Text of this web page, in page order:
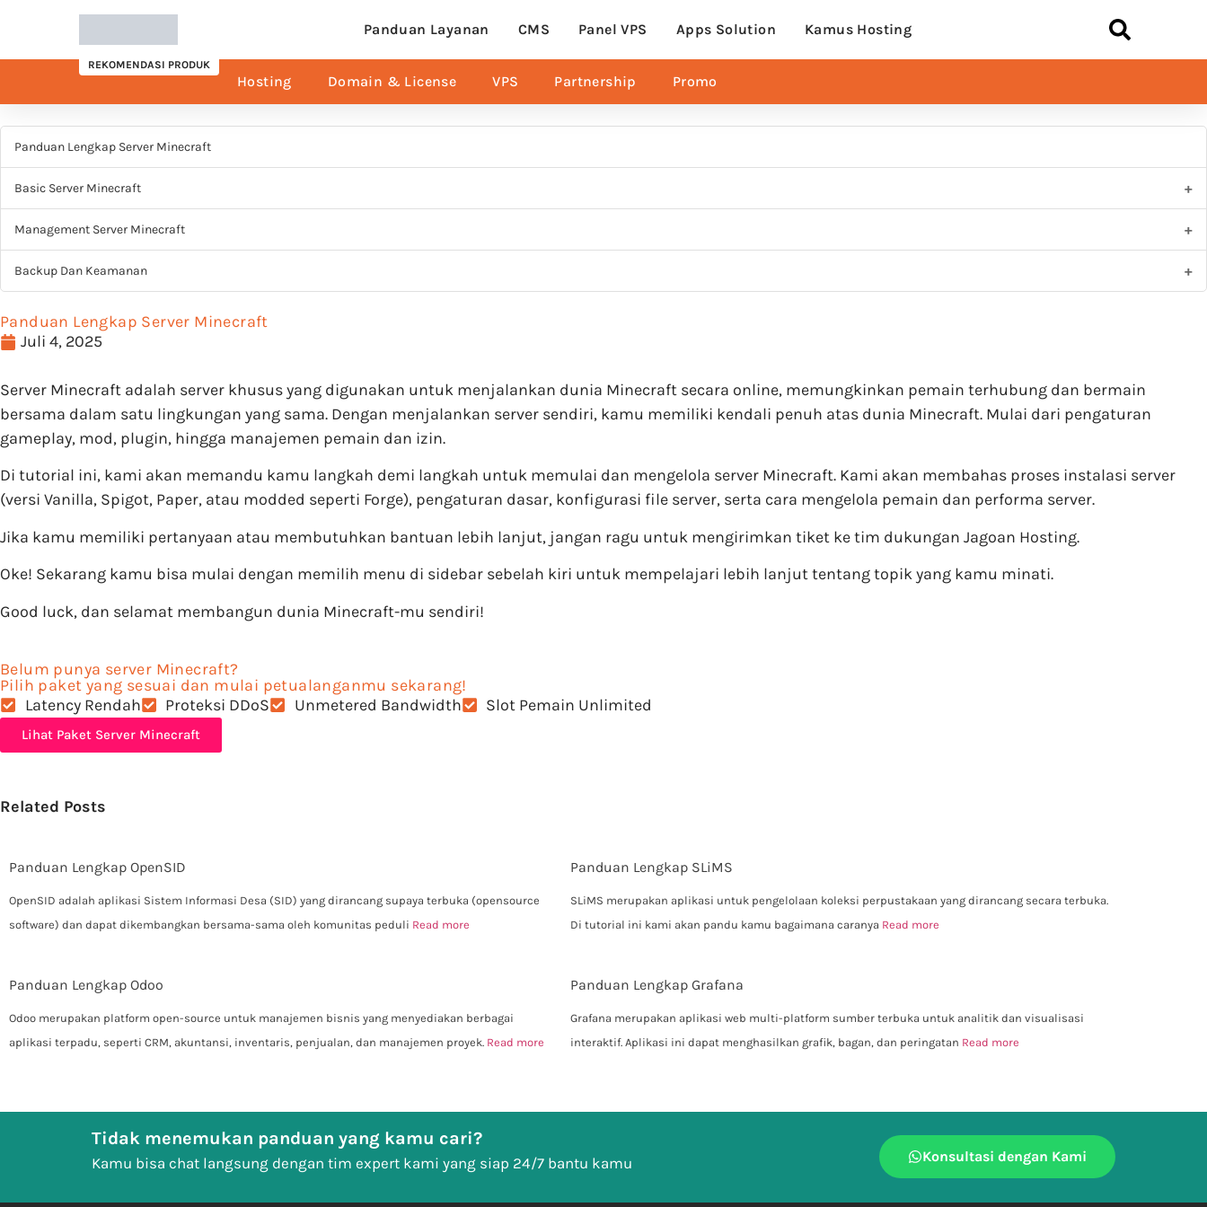
Panduan Layanan CMS Panel VPS Apps Solution Kamus Hosting
REKOMENDASI PRODUK
Hosting Domain & License VPS Partnership Promo
Panduan Lengkap Server Minecraft
Basic Server Minecraft
Management Server Minecraft
Backup Dan Keamanan
Panduan Lengkap Server Minecraft
Juli 4, 2025
Server Minecraft adalah server khusus yang digunakan untuk menjalankan dunia Minecraft secara online, memungkinkan pemain terhubung dan bermain
bersama dalam satu lingkungan yang sama. Dengan menjalankan server sendiri, kamu memiliki kendali penuh atas dunia Minecraft. Mulai dari pengaturan
gameplay, mod, plugin, hingga manajemen pemain dan izin.
Di tutorial ini, kami akan memandu kamu langkah demi langkah untuk memulai dan mengelola server Minecraft. Kami akan membahas proses instalasi server
(versi Vanilla, Spigot, Paper, atau modded seperti Forge), pengaturan dasar, konfigurasi file server, serta cara mengelola pemain dan performa server.
Jika kamu memiliki pertanyaan atau membutuhkan bantuan lebih lanjut, jangan ragu untuk mengirimkan tiket ke tim dukungan Jagoan Hosting.
Oke! Sekarang kamu bisa mulai dengan memilih menu di sidebar sebelah kiri untuk mempelajari lebih lanjut tentang topik yang kamu minati.
Good luck, dan selamat membangun dunia Minecraft-mu sendiri!
Belum punya server Minecraft?
Pilih paket yang sesuai dan mulai petualanganmu sekarang!
Latency Rendah
Proteksi DDoS Unmetered Bandwidth Slot Pemain Unlimited
Lihat Paket Server Minecraft
Related Posts
Panduan Lengkap OpenSID
OpenSID adalah aplikasi Sistem Informasi Desa (SID) yang dirancang supaya terbuka (opensource
software) dan dapat dikembangkan bersama-sama oleh komunitas peduli Read more
Panduan Lengkap SLiMS
SLiMS merupakan aplikasi untuk pengelolaan koleksi perpustakaan yang dirancang secara terbuka.
Di tutorial ini kami akan pandu kamu bagaimana caranya Read more
Panduan Lengkap Odoo
Odoo merupakan platform open-source untuk manajemen bisnis yang menyediakan berbagai
aplikasi terpadu, seperti CRM, akuntansi, inventaris, penjualan, dan manajemen proyek. Read more
Panduan Lengkap Grafana
Grafana merupakan aplikasi web multi-platform sumber terbuka untuk analitik dan visualisasi
interaktif. Aplikasi ini dapat menghasilkan grafik, bagan, dan peringatan Read more
Tidak menemukan panduan yang kamu cari?
Kamu bisa chat langsung dengan tim expert kami yang siap 24/7 bantu kamu Konsultasi dengan Kami